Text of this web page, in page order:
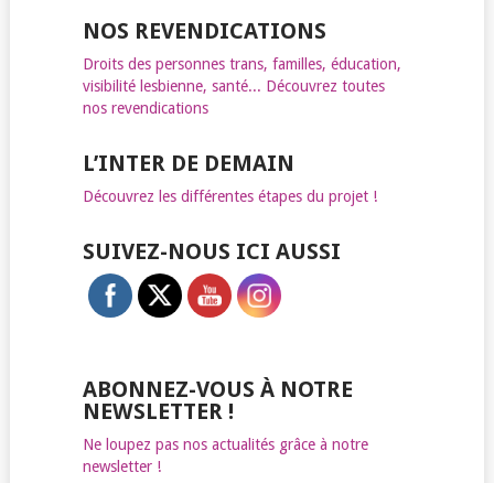
NOS REVENDICATIONS
Droits des personnes trans, familles, éducation,
visibilité lesbienne, santé... Découvrez toutes
nos revendications
L’INTER DE DEMAIN
Découvrez les différentes étapes du projet !
SUIVEZ-NOUS ICI AUSSI
ABONNEZ-VOUS À NOTRE
NEWSLETTER !
Ne loupez pas nos actualités grâce à notre
newsletter !